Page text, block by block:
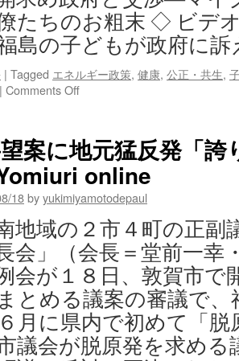
たちのお粗末 ◇ ビデ
島の子どもが政府に訴
| Tagged エネルギー政策, 健康, 公正・共生,
| Comments Offon
の
子
供
が
疎
求
め
政
府
と
交
渉
―
案に地元猛反発「
online
18byyukimiyamotodepaul
地域の２市４町の正副
会」（会長＝堂前一幸
会が１８日、敦賀市で
とめる議案の審議で、
月に県内で初めて「脱
議会が脱原発を求め